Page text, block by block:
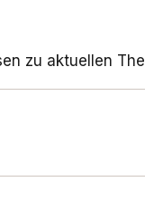
zu aktuellen